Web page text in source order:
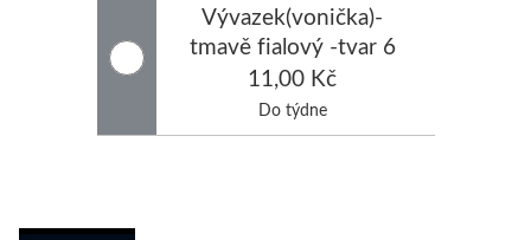
Vývazek(vonička)-
tmavě fialový -tvar 6
11,00 Kč
Do týdne